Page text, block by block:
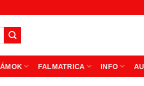
FALMATRICA INFO